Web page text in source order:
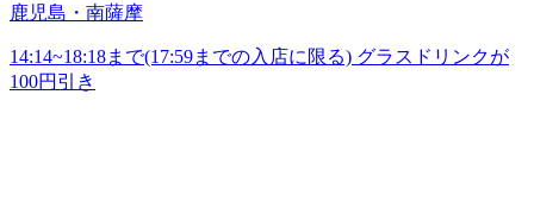
鹿児島・南薩摩
14:14~18:18まで(17:59までの入店に限る) グラスドリンクが
100円引き